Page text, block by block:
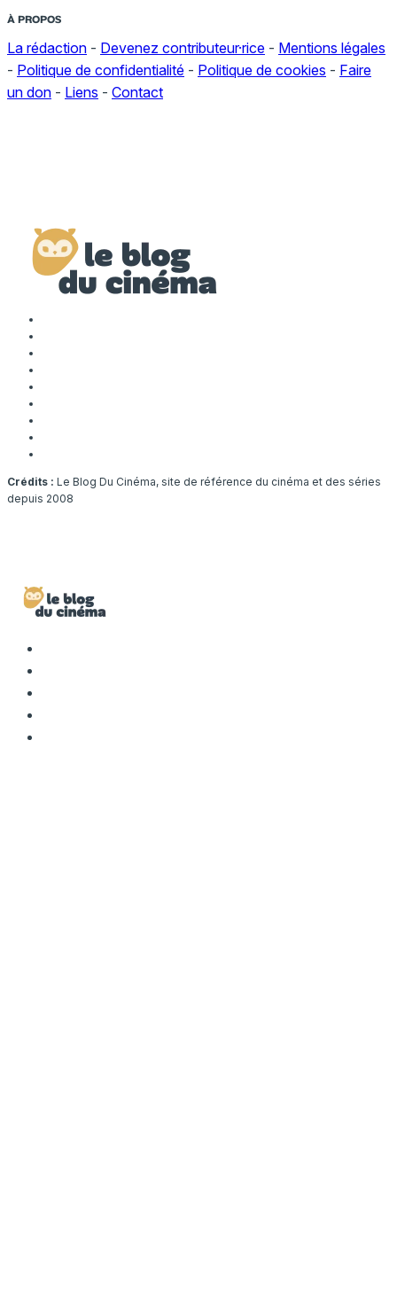
À PROPOS
La rédaction - Devenez contributeur·rice - Mentions légales
- Politique de confidentialité - Politique de cookies - Faire
un don - Liens - Contact
Crédits : Le Blog Du Cinéma, site de référence du cinéma et des séries
depuis 2008